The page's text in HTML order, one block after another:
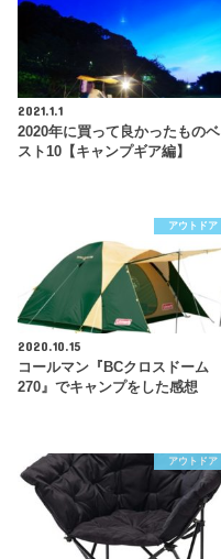
2021.1.1
2020年に買って良かったものベ
スト10【キャンプギア編】
アウトドア
2020.10.15
コールマン『BCクロスドーム
270』でキャンプをした感想
アウトドア